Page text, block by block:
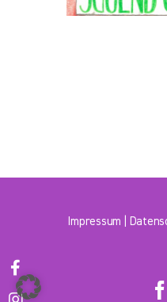
Impressum